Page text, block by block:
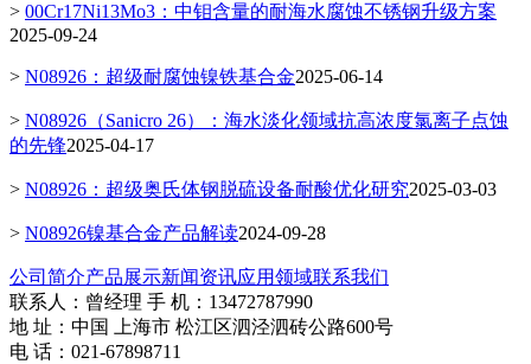
> 00Cr17Ni13Mo3：中钼含量的耐海水腐蚀不锈钢升级方案
2025-09-24
> N08926：超级耐腐蚀镍铁基合金2025-06-14
> N08926（Sanicro 26）：海水淡化领域抗高浓度氯离子点蚀
的先锋2025-04-17
> N08926：超级奥氏体钢脱硫设备耐酸优化研究2025-03-03
> N08926镍基合金产品解读2024-09-28
公司简介产品展示新闻资讯应用领域联系我们
联系人：曾经理 手 机：13472787990
地 址：中国 上海市 松江区泗泾泗砖公路600号
电 话：021-67898711